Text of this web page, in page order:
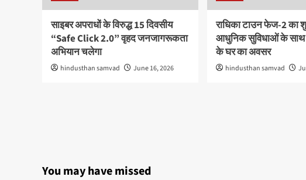
साइबर अपराधों के विरुद्ध 15 दिवसीय
“Safe Click 2.0” वृहद जनजागरूकता
अभियान चलेगा
hindusthan samvad June 16, 2026
राधिका टाउन फेज-2 का
आधुनिक सुविधाओं के साथ
के घर का अवसर
hindusthan samvad
You may have missed